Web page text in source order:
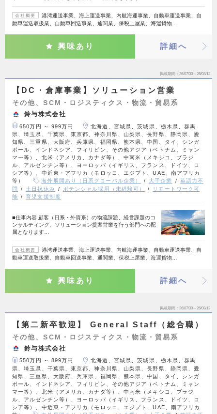
会社概要
港湾運送事業、海上運送事業、内航海運事業、自動車運送事業、自
動車運送取扱業、自動車回送事業、通関業、保税上屋業、海運貨物…
興味あり 詳細へ
掲載期間 26/07/30～26/08/12
【DC・倉庫事業】ソリューション営業
その他、SCM・ロジスティクス・物流・貿易系
鈴与株式会社
650万円 ～ 999万円
北海道、宮城県、茨城県、栃木県、群馬
県、埼玉県、千葉県、東京都、神奈川県、山梨県、長野県、静岡県、愛
知県、三重県、大阪府、兵庫県、福岡県、熊本県、中国、タイ、シンガ
ポール、インドネシア、フィリピン、その他アジア（ベトナム、ミャン
マー等）、北米（アメリカ、カナダ等）、中南米（メキシコ、ブラジ
ル、アルゼンチン等）、ヨーロッパ（イギリス、フランス、ドイツ、ロ
シア等）、中近東・アフリカ（モロッコ、エジプト、UAE、南アフリカ
等）
海外展開あり（日系グローバル企業） 大手企業
英語力不
問
土日祝休み ポテンシャル採用（未経験可）
リモートワーク可
能
育児支援制度
■仕事内容 顧客（日系・外資系）の物流課題、経営課題のコ
ンサルティング、ソリューション提案営業を行う部門への配
属となります…
会社概要
港湾運送事業、海上運送事業、内航海運事業、自動車運送事業、自
動車運送取扱業、自動車回送事業、通関業、保税上屋業、海運貨物…
興味あり 詳細へ
掲載期間 26/07/30～26/08/12
【第二新卒歓迎】 General Staff（総合職）
その他、SCM・ロジスティクス・物流・貿易系
鈴与株式会社
550万円 ～ 899万円
北海道、宮城県、茨城県、栃木県、群馬
県、埼玉県、千葉県、東京都、神奈川県、山梨県、長野県、静岡県、愛
知県、三重県、大阪府、兵庫県、福岡県、熊本県、中国、タイ、シンガ
ポール、インドネシア、フィリピン、その他アジア（ベトナム、ミャン
マー等）、北米（アメリカ、カナダ等）、中南米（メキシコ、ブラジ
ル、アルゼンチン等）、ヨーロッパ（イギリス、フランス、ドイツ、ロ
シア等）、中近東・アフリカ（モロッコ、エジプト、UAE、南アフリカ